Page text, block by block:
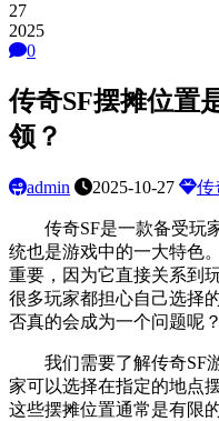
27
2025
0
传奇SF摆摊位置
领？
admin 2025-10-27 传
传奇SF是一款备受玩家
统也是游戏中的一大特色
重要，因为它直接关系到
很多玩家都担心自己选择
否真的会成为一个问题呢？
我们需要了解传奇SF游
家可以选择在指定的地点
这些摆摊位置通常是有限